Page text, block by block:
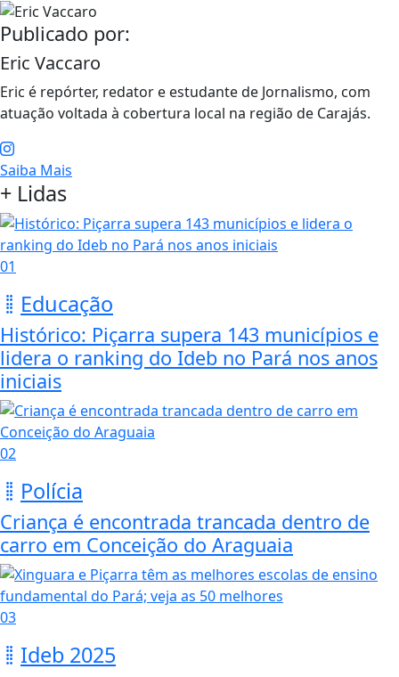
Publicado por:
Eric Vaccaro
Eric é repórter, redator e estudante de Jornalismo, com
atuação voltada à cobertura local na região de Carajás.
Saiba Mais
+ Lidas
01
Educação
Histórico: Piçarra supera 143 municípios e
lidera o ranking do Ideb no Pará nos anos
iniciais
02
Polícia
Criança é encontrada trancada dentro de
carro em Conceição do Araguaia
03
Ideb 2025